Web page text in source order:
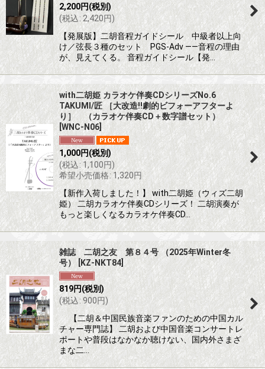
2,200円(税別)
(税込: 2,420円)
【発展版】二胡音程ガイドシール 中級者以上向
け／弦長３種のセット PGS-Adv ――音程の理由
が、見えてくる。 音程ガイドシール【発…
with二胡姫 カラオケ伴奏CDシリーズNo.6
TAKUMI/匠 ［大改造!!劇的ビフォーアフターよ
り］ （カラオケ伴奏CD＋数字譜セット）
[WNC-N06]
1,000円(税別)
(税込: 1,100円)
希望小売価格: 1,320円
【新作入荷しました！】 with二胡姫（ウィズ二胡
姫） 二胡カラオケ伴奏CDシリーズ！ 二胡演奏が
もっと楽しくなるカラオケ伴奏CD…
雑誌 二胡之友 第８４号 （2025年Winter冬
号）
KZ-NKT84]
819円(税別)
(税込: 900円)
【二胡＆中国民族音楽ファンのための中国カル
チャー専門誌】 二胡および中国音楽コンサートレ
ポートや普段はなかなか聴けない、国内外さまざ
まな二…